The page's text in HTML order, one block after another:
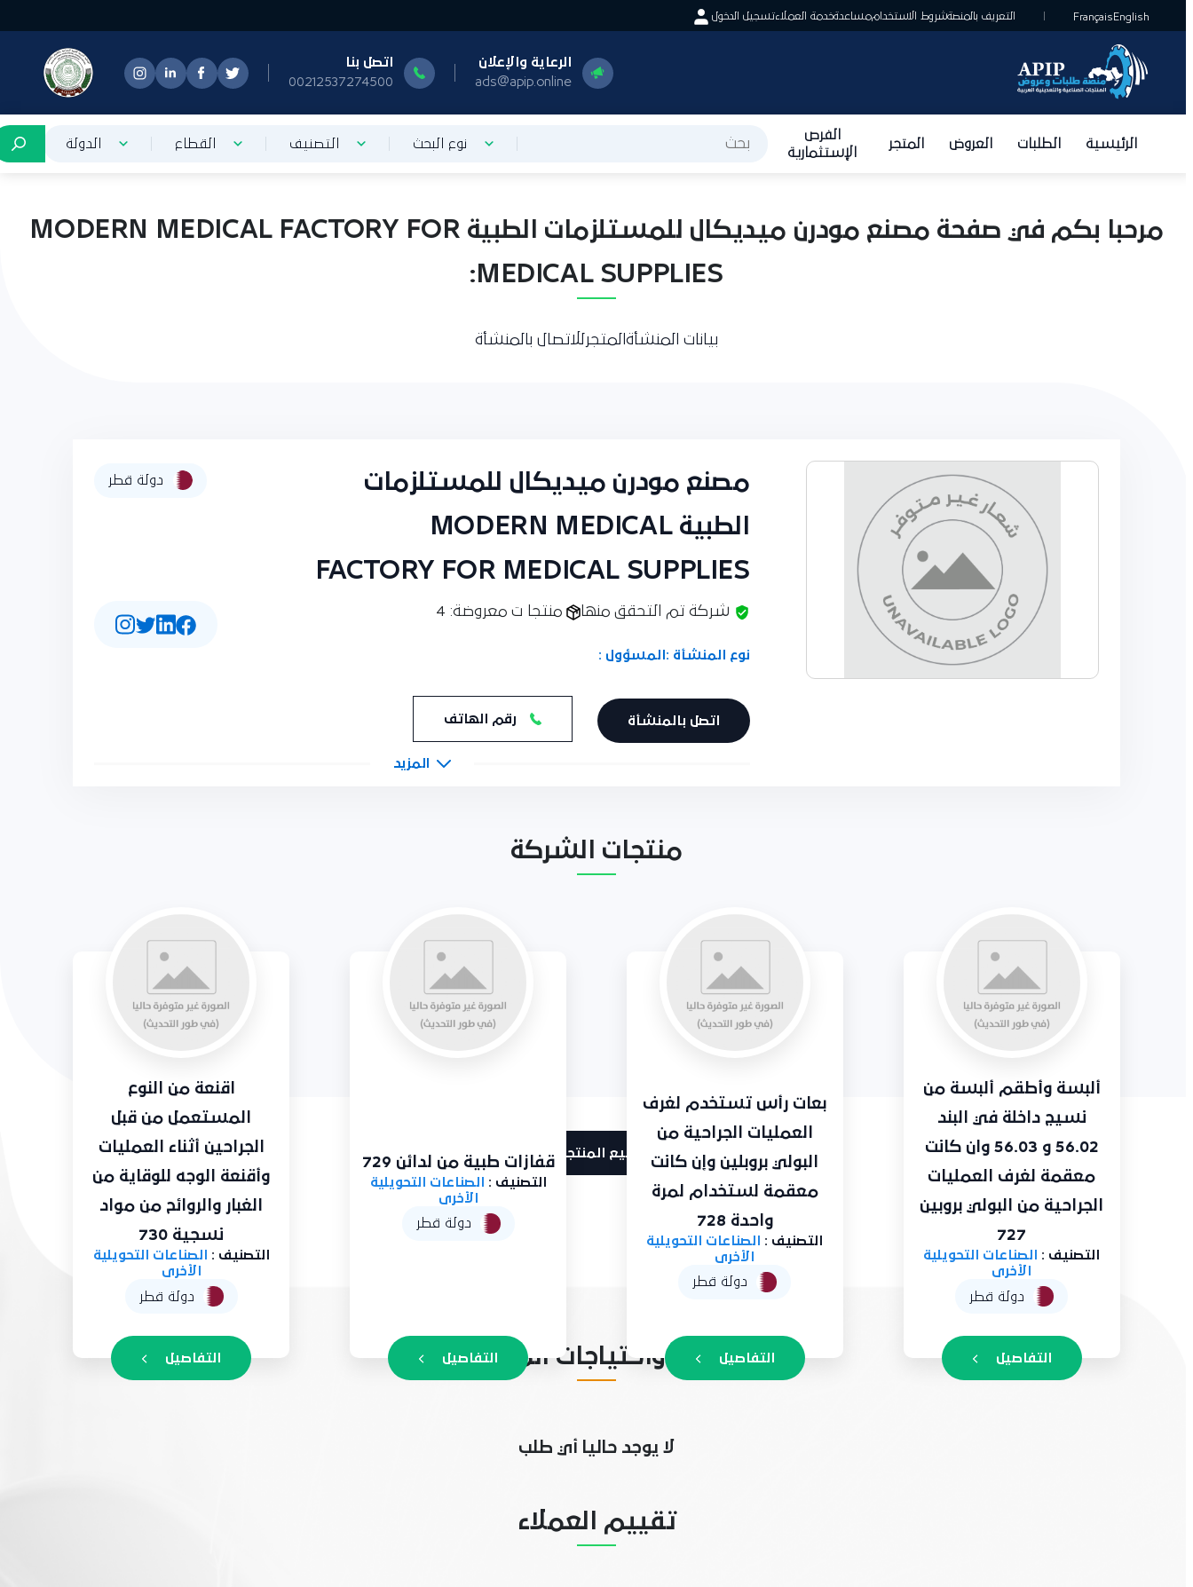
English
Français التعريف بالمنصةشروط الاستخداممساعدةخدمة العملاءتسجيل الدخول
الرعاية والإعلان
ads@apip.online
اتصل بنا
00212537274500
الرئيسية الطلبات العروض المتجر
الفرص
الإستثمارية
نوع البحث التصنيف القطاع الدولة
مرحبا بكم في صفحة مصنع مودرن ميديكال للمستلزمات الطبية MODERN MEDICAL FACTORY FOR
MEDICAL SUPPLIES:
بيانات المنشأة المتجرللاتصال بالمنشأة
مصنع مودرن ميديكال للمستلزمات
الطبية MODERN MEDICAL
FACTORY FOR MEDICAL SUPPLIES
دولة قطر
شركة تم التحقق منها منتجا ت معروضة: 4
نوع المنشأة : المسؤول :
اتصل بالمنشأة رقم الهاتف
المزيد
منتجات الشركة
ألبسة وأطقم ألبسة من
نسيج داخلة في البند
56.02 و 56.03 وان كانت
معقمة لغرف العمليات
الجراحية من البولي بروبين
727
التصنيف : الصناعات التحويلية
الأخرى
دولة قطر
التفاصيل
بعات رأس تستخدم لغرف
العمليات الجراحية من
البولي بروبلين وإن كانت
معقمة لستخدام لمرة
واحدة 728
التصنيف : الصناعات التحويلية
الأخرى
دولة قطر
التفاصيل
قفازات طبية من لدائن 729
التصنيف : الصناعات التحويلية
الأخرى
دولة قطر
التفاصيل
اقنعة من النوع
المستعمل من قبل
الجراحين أثناء العمليات
وأقنعة الوجه للوقاية من
الغبار والروائح من مواد
نسجية 730
التصنيف : الصناعات التحويلية
الأخرى
دولة قطر
التفاصيل
جميع المنتجات
طلبات واحتياجات المنشأة
لا يوجد حاليا أي طلب
تقييم العملاء